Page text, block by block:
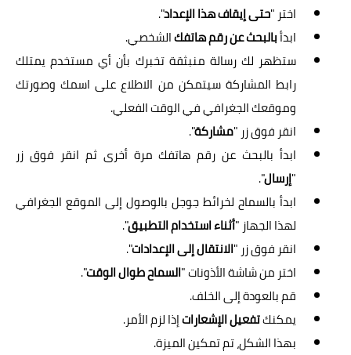
اختر "حتى إيقاف هذا الإعداد".
ابدأبالبحث عن رقم هاتفكالشخصي.
ستظهر لك رسالة منبثقة تخبرك بأن أي مستخدم يمتلك
رابط المشاركة سيتمكن من الاطلاع على اسمك وصورتك
وموقعك الجغرافي في الوقت الفعلي.
انقر فوق زر "مشاركة".
ابدأ بالبحث عن رقم هاتفك مرة أخرى ثم انقر فوق زر
"إرسال".
ابدأ بالسماح لخرائط جوجل بالوصول إلى الموقع الجغرافي
لهذا الجهاز "أثناء استخدام التطبيق".
انقر فوق زر "الانتقال إلى الإعدادات".
اختر من شاشة الأذونات "السماح طوال الوقت".
قم بالعودة إلى الخلف.
يمكنكتفعيل الإشعاراتإذا لزم الأمر.
بهذا الشكل، تم تمكين الميزة.